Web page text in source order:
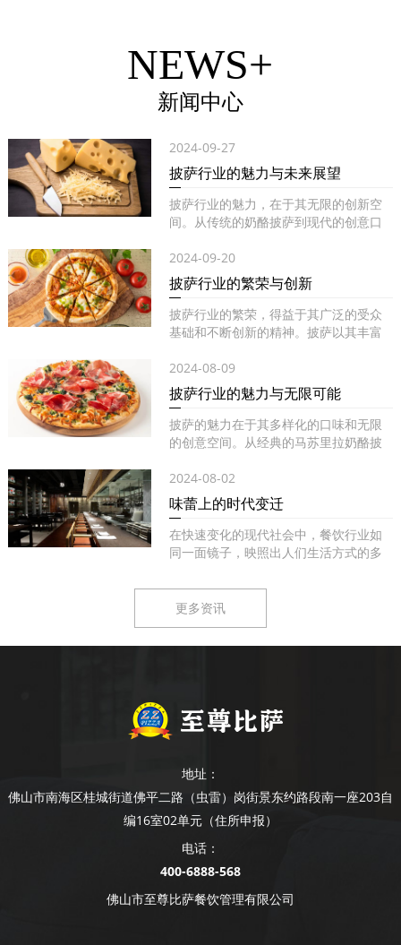
NEWS+
新闻中心
2024-09-27
披萨行业的魅力与未来展望
披萨行业的魅力，在于其无限的创新空
间。从传统的奶酪披萨到现代的创意口
2024-09-20
披萨行业的繁荣与创新
披萨行业的繁荣，得益于其广泛的受众
基础和不断创新的精神。披萨以其丰富
2024-08-09
披萨行业的魅力与无限可能
披萨的魅力在于其多样化的口味和无限
的创意空间。从经典的马苏里拉奶酪披
2024-08-02
味蕾上的时代变迁
在快速变化的现代社会中，餐饮行业如
同一面镜子，映照出人们生活方式的多
更多资讯
地址：
佛山市南海区桂城街道佛平二路（虫雷）岗街景东约路段南一座203自
编16室02单元（住所申报）
电话：
400-6888-568
佛山市至尊比萨餐饮管理有限公司